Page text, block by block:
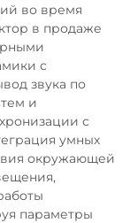
во время
в продаже
с
звука по
и
с
умных
окружающей
параметры